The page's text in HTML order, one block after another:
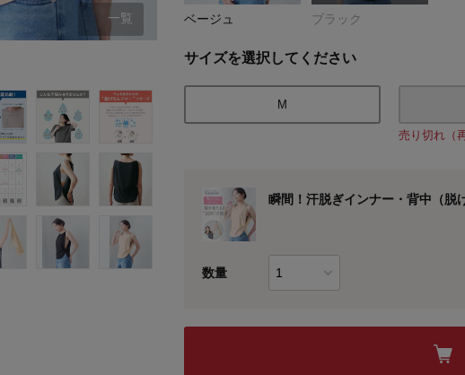
一覧 ベージュ ブラック
サイズを選択してください
M
売り切れ（
瞬間！汗脱ぎインナー・背中（脱
数量